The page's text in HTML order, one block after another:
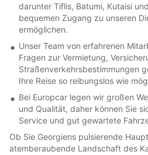
darunter Tiflis, Batumi, Kutaisi
bequemen Zugang zu unseren
ermöglichen.
Unser Team von erfahrenen
Fragen zur Vermietung,
Straßenverkehrsbestimmungen
Ihre Reise so reibungslos wie
Bei Europcar legen wir großen
und Qualität, daher können Sie
Service und gut gewartete
Ob Sie Georgiens pulsierende
atemberaubende Landschaft des